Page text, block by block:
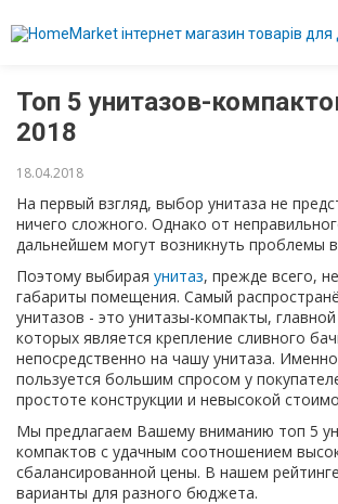
Топ 5 унитазов-
2018
18.04.2018
На первый взгляд, выбор унитаза не
ничего сложного. Однако от
дальнейшем могут возникнуть проблемы в
Поэтому выбирая унитаз, прежде всего,
габариты помещения. Самый
унитазов - это унитазы-компакты,
которых является крепление сливного
непосредственно на чашу унитаза.
пользуется большим спросом у
простоте конструкции и невысокой
Мы предлагаем Вашему вниманию топ 5
компактов с удачным соотношением
сбалансированной цены. В нашем
варианты для разного бюджета.